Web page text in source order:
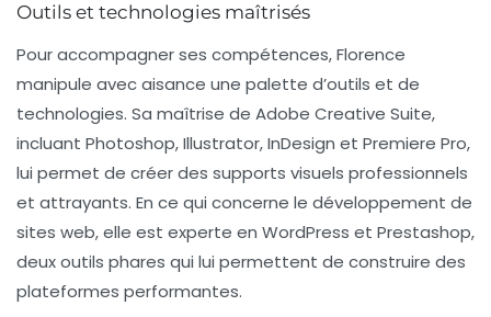
Outils et technologies maîtrisés
Pour accompagner ses compétences, Florence
manipule avec aisance une palette d’outils et de
technologies. Sa maîtrise de Adobe Creative Suite,
incluant Photoshop, Illustrator, InDesign et Premiere Pro,
lui permet de créer des supports visuels professionnels
et attrayants. En ce qui concerne le développement de
sites web, elle est experte en WordPress et Prestashop,
deux outils phares qui lui permettent de construire des
plateformes performantes.